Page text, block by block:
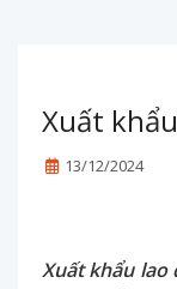
Xuất
13/12/2024
Xuất khẩu lao